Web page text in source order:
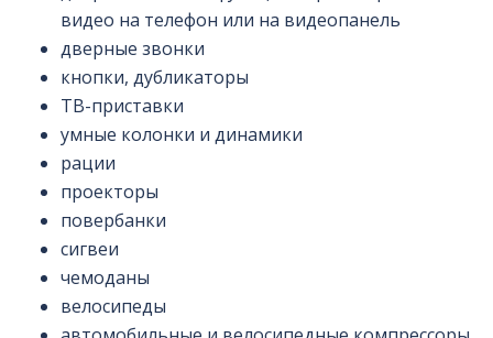
видео на телефон или на видеопанель
дверные звонки
кнопки, дубликаторы
ТВ-приставки
умные колонки и динамики
рации
проекторы
повербанки
сигвеи
чемоданы
велосипеды